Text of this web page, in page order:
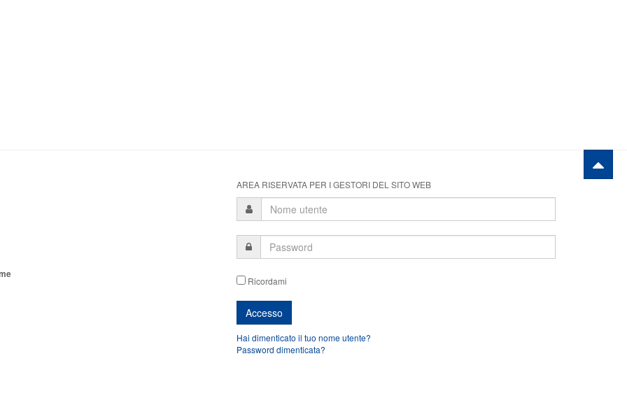
AREA RISERVATA PER I GESTORI DEL SITO WEB
Ricordami
Hai dimenticato il tuo nome utente?
Password dimenticata?